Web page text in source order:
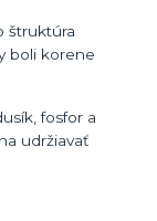
štruktúra
boli korene
fosfor a
udržiavať